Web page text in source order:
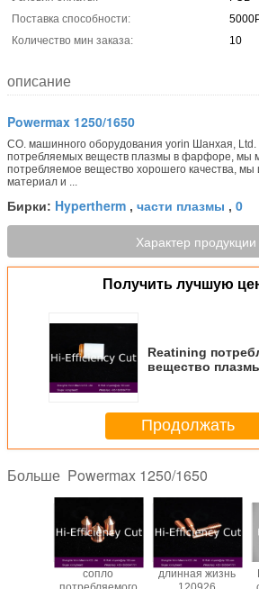
Поставка способности:
Количество мин заказа:
10
описание
Powermax 1250/1650
CO. машинного оборудования yorin Шанхая, Ltd.
потребляемых веществ плазмы в фарфоре, мы
потребляемое вещество хорошего качества,
материал и ...
Бирки: Hypertherm , части плазмы , 0
Характер продукции
Получить лучшую
Reatining
вещество
Продолжать
Больше Powermax 1250/1650
сопло
длинная жизнь